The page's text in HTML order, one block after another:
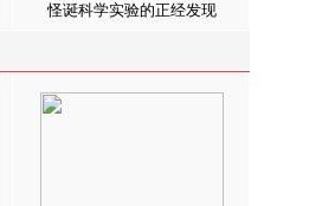
怪诞科学实验的正经发现